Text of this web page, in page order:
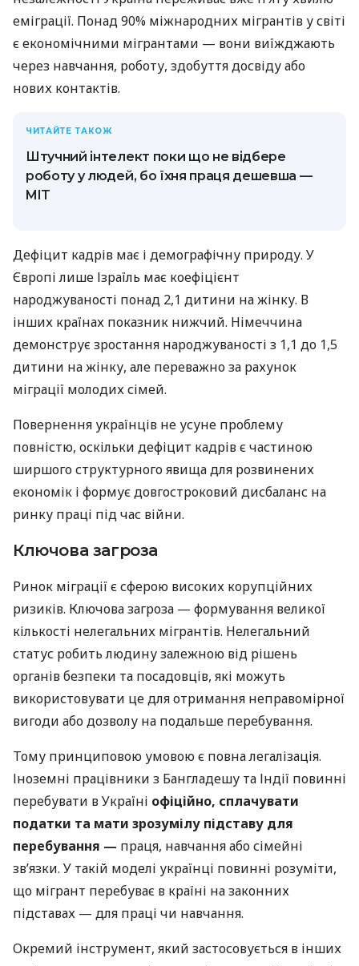
еміграції. Понад 90% міжнародних мігрантів у світі
є економічними мігрантами — вони виїжджають
через навчання, роботу, здобуття досвіду або
нових контактів.
ЧИТАЙТЕ ТАКОЖ
Штучний інтелект поки що не відбере
роботу у людей, бо їхня праця дешевша —
MIT
Дефіцит кадрів має і демографічну природу. У
Європі лише Ізраїль має коефіцієнт
народжуваності понад 2,1 дитини на жінку. В
інших країнах показник нижчий. Німеччина
демонструє зростання народжуваності з 1,1 до 1,5
дитини на жінку, але переважно за рахунок
міграції молодих сімей.
Повернення українців не усуне проблему
повністю, оскільки дефіцит кадрів є частиною
ширшого структурного явища для розвинених
економік і формує довгостроковий дисбаланс на
ринку праці під час війни.
Ключова загроза
Ринок міграції є сферою високих корупційних
ризиків. Ключова загроза — формування великої
кількості нелегальних мігрантів. Нелегальний
статус робить людину залежною від рішень
органів безпеки та посадовців, які можуть
використовувати це для отримання неправомірної
вигоди або дозволу на подальше перебування.
Тому принциповою умовою є повна легалізація.
Іноземні працівники з Бангладешу та Індії повинні
перебувати в Україні офіційно, сплачувати
податки та мати зрозумілу підставу для
перебування — праця, навчання або сімейні
зв’язки. У такій моделі українці повинні розуміти,
що мігрант перебуває в країні на законних
підставах — для праці чи навчання.
Окремий інструмент, який застосовується в інших